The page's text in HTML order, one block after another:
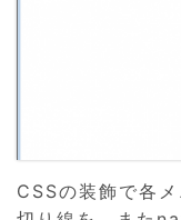
CSSの装飾で各